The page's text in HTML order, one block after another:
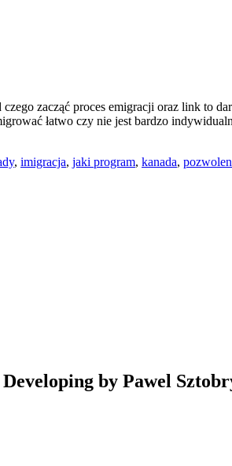
zacząć proces emigracji oraz link to
łatwo czy nie jest bardzo
, imigracja, jaki program, kanada,
by Pawel